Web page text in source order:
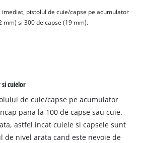
nevoie de acordul dvs. pentru a
content is not permitted to load due
that are not disclosed to the
The website owner needs to setup
with their CMP to add this content
to the list of technologies used.
pistolul de cuie/capse pe acumulator
mm) si 300 de capse (19 mm).
cuielor
de cuie/capse pe acumulator
pana la 100 de capse sau cuie.
astfel incat cuiele si capsele sunt
de nivel arata cand este nevoie de